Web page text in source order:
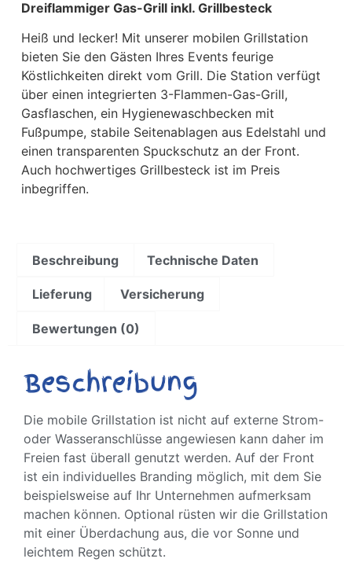
Dreiflammiger Gas-Grill inkl. Grillbesteck
Heiß und lecker! Mit unserer mobilen Grillstation
bieten Sie den Gästen Ihres Events feurige
Köstlichkeiten direkt vom Grill. Die Station verfügt
über einen integrierten 3-Flammen-Gas-Grill,
Gasflaschen, ein Hygienewaschbecken mit
Fußpumpe, stabile Seitenablagen aus Edelstahl und
einen transparenten Spuckschutz an der Front.
Auch hochwertiges Grillbesteck ist im Preis
inbegriffen.
Beschreibung Technische Daten
Lieferung Versicherung
Bewertungen (0)
Beschreibung
Die mobile Grillstation ist nicht auf externe Strom-
oder Wasseranschlüsse angewiesen kann daher im
Freien fast überall genutzt werden. Auf der Front
ist ein individuelles Branding möglich, mit dem Sie
beispielsweise auf Ihr Unternehmen aufmerksam
machen können. Optional rüsten wir die Grillstation
mit einer Überdachung aus, die vor Sonne und
leichtem Regen schützt.